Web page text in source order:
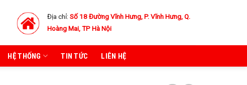
Địa chỉ: Số 18 Đường Vĩnh Hưng, P. Vĩnh Hưng, Q.
Hoàng Mai, TP Hà Nội
HỆ THỐNG TIN TỨC LIÊN HỆ